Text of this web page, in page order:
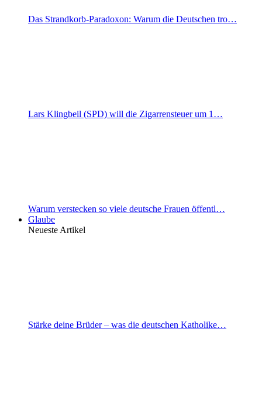
Das Strandkorb-Paradoxon: Warum die Deutschen tro…
Lars Klingbeil (SPD) will die Zigarrensteuer um 1…
Warum verstecken so viele deutsche Frauen öffentl…
Glaube
Neueste Artikel
Stärke deine Brüder – was die deutschen Katholike…